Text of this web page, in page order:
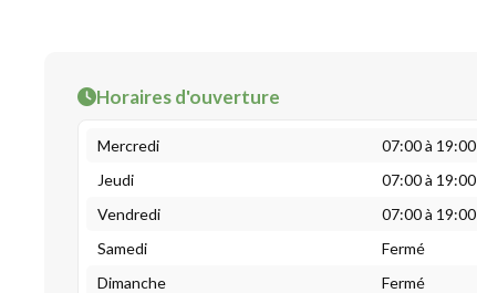
Horaires d'ouverture
Mercredi
07:00 à 19:00
Jeudi
07:00 à 19:00
Vendredi
07:00 à 19:00
Samedi
Fermé
Dimanche
Fermé